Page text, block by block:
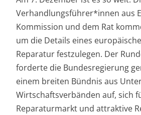
Verhandlungsführer*innen aus
Kommission und dem Rat
um die Details eines
Reparatur festzulegen. Der
forderte die Bundesregierung
einem breiten Bündnis aus
Wirtschaftsverbänden auf, sich
Reparaturmarkt und attraktive